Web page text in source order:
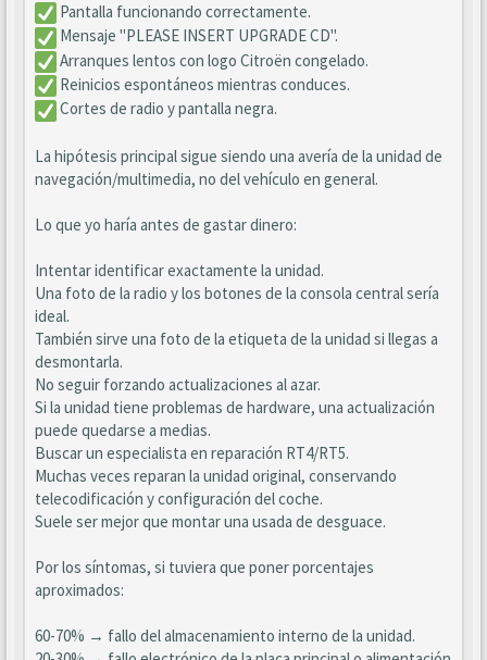
Pantalla funcionando correctamente.
Mensaje "PLEASE INSERT UPGRADE CD".
Arranques lentos con logo Citroën congelado.
Reinicios espontáneos mientras conduces.
Cortes de radio y pantalla negra.
La hipótesis principal sigue siendo una avería de la unidad de
navegación/multimedia, no del vehículo en general.
Lo que yo haría antes de gastar dinero:
Intentar identificar exactamente la unidad.
Una foto de la radio y los botones de la consola central sería
ideal.
También sirve una foto de la etiqueta de la unidad si llegas a
desmontarla.
No seguir forzando actualizaciones al azar.
Si la unidad tiene problemas de hardware, una actualización
puede quedarse a medias.
Buscar un especialista en reparación RT4/RT5.
Muchas veces reparan la unidad original, conservando
telecodificación y configuración del coche.
Suele ser mejor que montar una usada de desguace.
Por los síntomas, si tuviera que poner porcentajes
aproximados:
60-70% → fallo del almacenamiento interno de la unidad.